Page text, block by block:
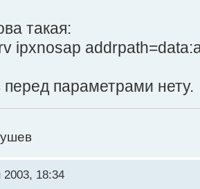
такая:
ipxnosap
перед параметрами нету.
18:34